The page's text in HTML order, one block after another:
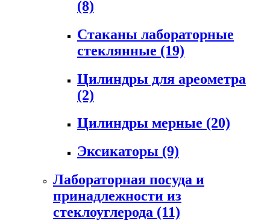
(8)
Стаканы лабораторные
стеклянные (19)
Цилиндры для ареометра
(2)
Цилиндры мерные (20)
Эксикаторы (9)
Лабораторная посуда и
принадлежности из
стеклоуглерода (11)